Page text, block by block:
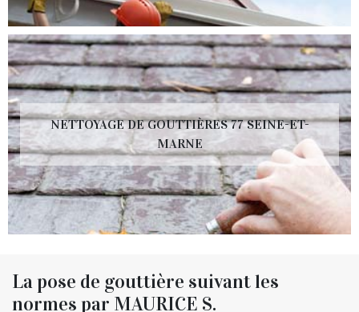
NETTOYAGE DE GOUTTIÈRES 77 SEINE-ET-
MARNE
La pose de gouttière suivant les
normes par MAURICE S.